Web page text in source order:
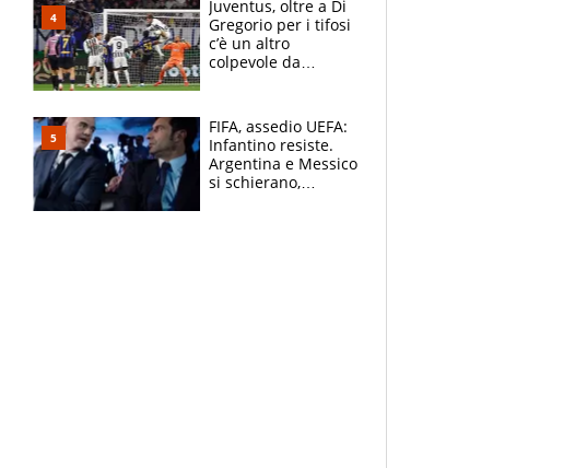
Juventus, oltre a Di
Gregorio per i tifosi
c’è un altro
colpevole da
FIFA, assedio UEFA:
Infantino resiste.
Argentina e Messico
si schierano,